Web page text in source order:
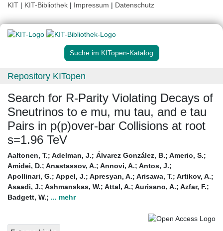
KIT | KIT-Bibliothek | Impressum | Datenschutz
Suche im KITopen-Katalog
Repository KITopen
Search for R-Parity Violating Decays of
Sneutrinos to e mu, mu tau, and e tau
Pairs in p(p)over-bar Collisions at root
s=1.96 TeV
Aaltonen, T.; Adelman, J.; Álvarez González, B.; Amerio, S.;
Amidei, D.; Anastassov, A.; Annovi, A.; Antos, J.;
Apollinari, G.; Appel, J.; Apresyan, A.; Arisawa, T.; Artikov, A.;
Asaadi, J.; Ashmanskas, W.; Attal, A.; Aurisano, A.; Azfar, F.;
Badgett, W.; ... mehr